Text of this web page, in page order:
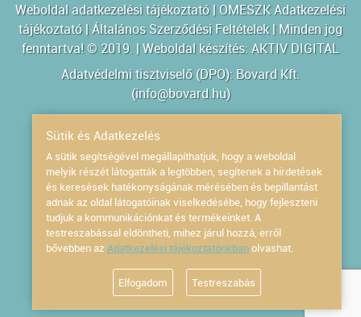
Weboldal adatkezelési tájékoztató| OMESZK Adatkezelési
tájékoztató|Általános Szerződési Feltételek| Minden jog
fenntartva! © 2019. | Weboldal készítés:AKTIV DIGITAL
Adatvédelmi tisztviselő (DPO): Bovard Kft.
(info@bovard.hu)
Sütik és Adatkezelés
A sütik segítségével megállapíthatjuk, hogy a weboldal
melyik részét látogatták a legtöbben, segítenek a hirdetések
és keresések hatékonyságának mérésében és bepillantást
adnak az oldal látogatóinak viselkedésébe, hogy fejleszteni
tudjuk a kommunikációnkat és termékeinket. A
testreszabással eldöntheti, mihez járul hozzá, erről
bővebben az Adatkezelési tájékoztatónkbanolvashat.
Elfogadom Testreszabás